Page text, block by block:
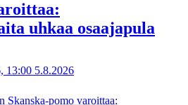
uhkaa osaajapula
13:00 5.8.2026
Skanska-pomo varoittaa: